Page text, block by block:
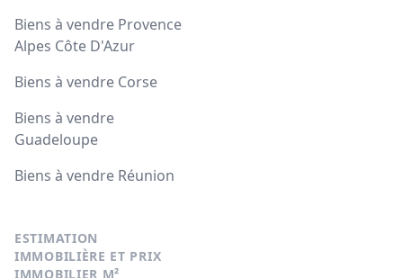
Biens à vendre Provence
Alpes Côte D'Azur
Biens à vendre Corse
Biens à vendre
Guadeloupe
Biens à vendre Réunion
ESTIMATION
IMMOBILIÈRE ET PRIX
IMMOBILIER M²